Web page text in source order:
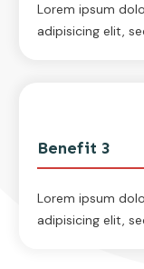
Lorem ipsum
adipisicing elit,
Benefit 3
Lorem ipsum
adipisicing elit,